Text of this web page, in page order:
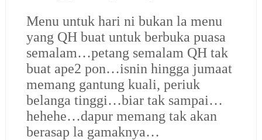
Menu untuk hari ni bukan la menu
yang QH buat untuk berbuka puasa
semalam…petang semalam QH tak
buat ape2 pon…isnin hingga jumaat
memang gantung kuali, periuk
belanga tinggi…biar tak sampai…
hehehe…dapur memang tak akan
berasap la gamaknya…